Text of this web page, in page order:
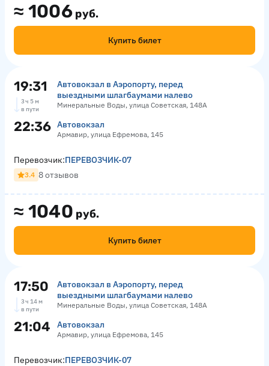
≈ 1006 руб.
Купить билет
19:31
Автовокзал в Аэропорту, перед
выездными шлагбаумами налево
Минеральные Воды, улица Советская, 148А
3 ч 5 м
в пути
22:36 Автовокзал
Армавир, улица Ефремова, 145
≈ 1040 руб.
Купить билет
Перевозчик:ПЕРЕВОЗЧИК-07
3.4 8 отзывов
17:50
Автовокзал в Аэропорту, перед
выездными шлагбаумами налево
Минеральные Воды, улица Советская, 148А
3 ч 14 м
в пути
21:04 Автовокзал
Армавир, улица Ефремова, 145
Перевозчик:ПЕРЕВОЗЧИК-07